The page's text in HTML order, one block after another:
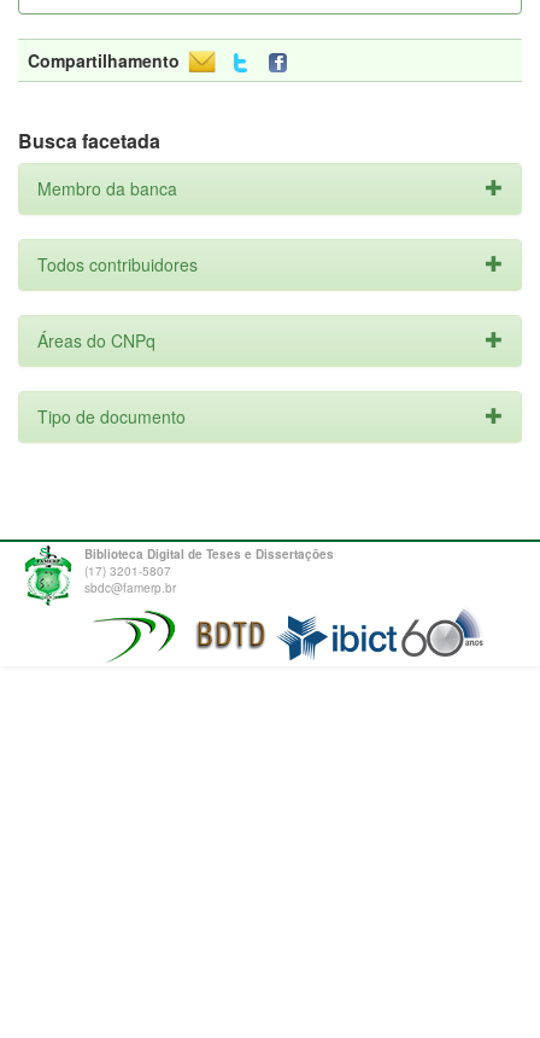
Compartilhamento
Busca facetada
Membro da banca
Todos contribuidores
Áreas do CNPq
Tipo de documento
Biblioteca Digital de Teses e Dissertações
(17) 3201-5807
sbdc@famerp.br